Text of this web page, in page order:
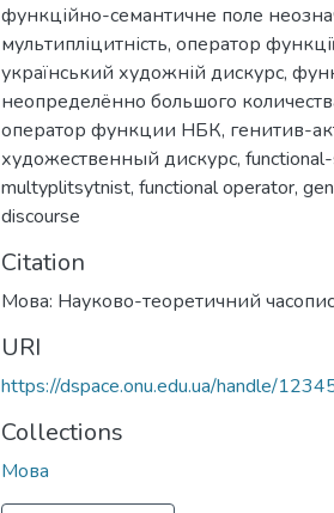
функційно-семантичне поле
мультипліцитність, оператор
український художній дискурс,
неопределённо большого
оператор функции НБК, генитив-
художественный дискурс,
multyplitsytnist, functional operator,
discourse
Citation
Мова: Науково-теоретичний
URI
https://dspace.onu.edu.ua/handle/
Collections
Мова